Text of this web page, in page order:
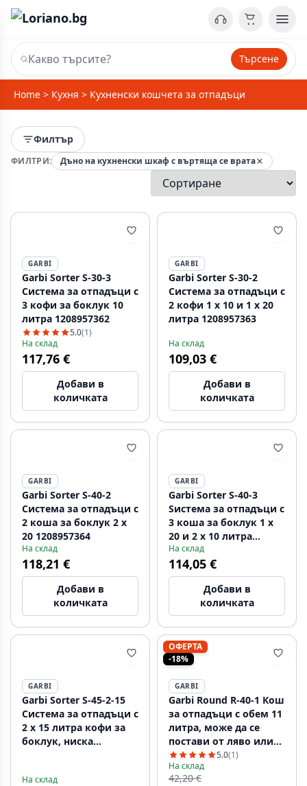
Търсене
Home > Кухня > Кухненски кошчета за отпадъци
Филтър
ФИЛТРИ: Дъно на кухненски шкаф с въртяща се врата
GARBI
Garbi Sorter S-30-3
Система за отпадъци с
3 кофи за боклук 10
литра 1208957362
5.0(1)
На склад
117,76 €
Добави в
количката
GARBI
Garbi Sorter S-30-2
Система за отпадъци с
2 кофи 1 x 10 и 1 x 20
литра 1208957363
На склад
109,03 €
Добави в
количката
GARBI
Garbi Sorter S-40-2
Система за отпадъци с
2 коша за боклук 2 x
20 1208957364
На склад
118,21 €
Добави в
количката
GARBI
Garbi Sorter S-40-3
Sистема за отпадъци с
3 коша за боклук 1 x
20 и 2 x 10 литра
1208957365
На склад
114,05 €
Добави в
количката
GARBI
Garbi Sorter S-45-2-15
Система за отпадъци с
2 x 15 литра кофи за
боклук, ниска
На склад
ОФЕРТА
-18%
GARBI
Garbi Round R-40-1 Кош
за отпадъци с обем 11
литра, може да се
постави от ляво или
дясно 1208957471
5.0(1)
На склад
42,20 €